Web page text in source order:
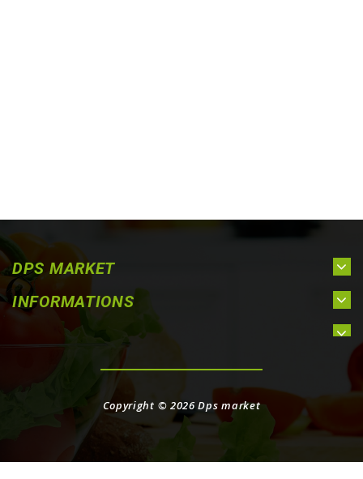
DPS MARKET
INFORMATIONS
Copyright © 2026Dps market